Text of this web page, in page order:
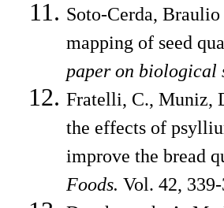
Soto-Cerda,
mapping of seed
paper on biological
Fratelli, C., Muniz,
the effects of
improve the bread
Foods. Vol. 42,